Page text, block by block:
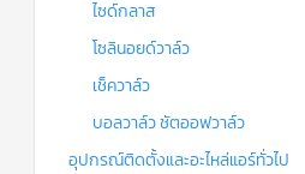
ไซด์กลาส
โซลินอยด์วาล์ว
เช็ควาล์ว
บอลวาล์ว ชัตออฟวาล์ว
อุปกรณ์ติดตั้งและอะไหล่แอร์ทั่วไป